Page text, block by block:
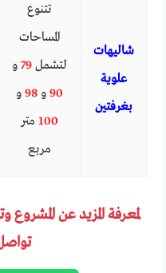
شاليهات
علوية
بغرفتين
تتنوع
المساحات
لتشمل 79و
90و 98و
100متر
مربع
لمعرفة المزيد عن